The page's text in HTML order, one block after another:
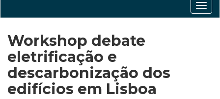
Workshop debate
eletrificação e
descarbonização dos
edifícios em Lisboa